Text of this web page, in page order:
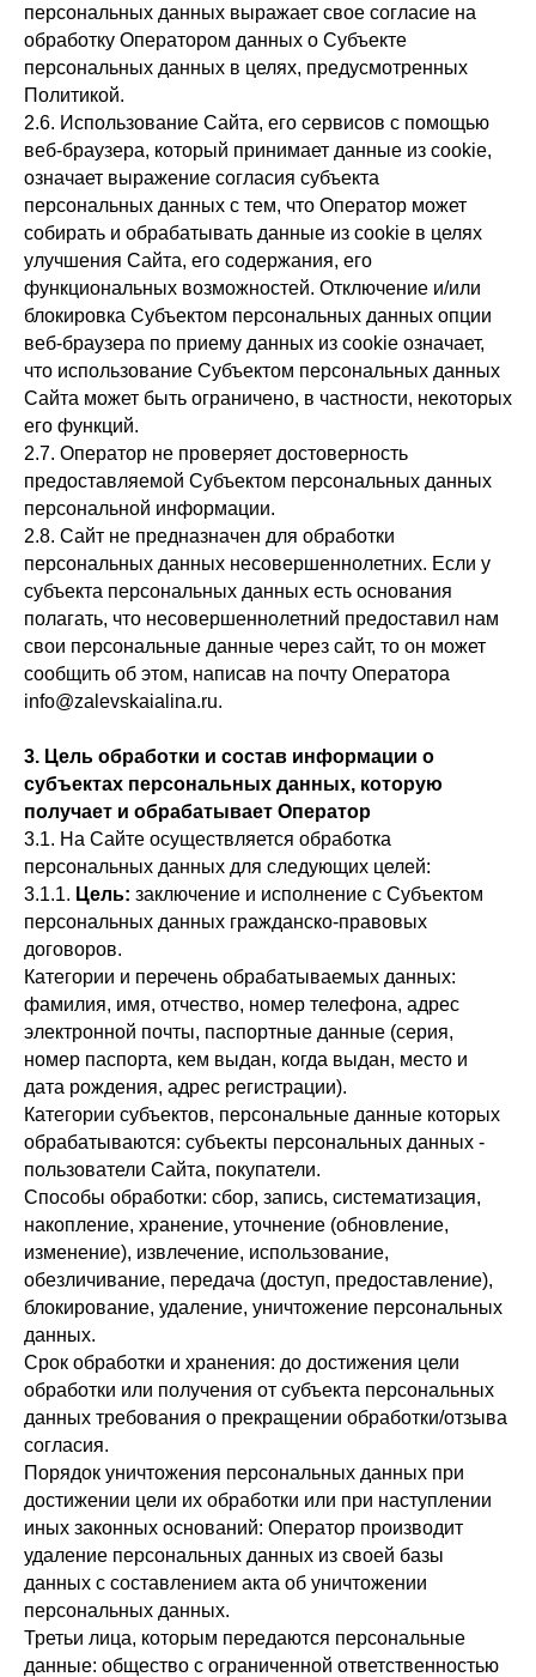
персональных данных выражает свое согласие на
обработку Оператором данных о Субъекте
персональных данных в целях, предусмотренных
Политикой.
2.6. Использование Сайта, его сервисов с помощью
веб-браузера, который принимает данные из cookie,
означает выражение согласия субъекта
персональных данных с тем, что Оператор может
собирать и обрабатывать данные из cookie в целях
улучшения Сайта, его содержания, его
функциональных возможностей. Отключение и/или
блокировка Субъектом персональных данных опции
веб-браузера по приему данных из cookie означает,
что использование Субъектом персональных данных
Сайта может быть ограничено, в частности, некоторых
его функций.
2.7. Оператор не проверяет достоверность
предоставляемой Субъектом персональных данных
персональной информации.
2.8. Сайт не предназначен для обработки
персональных данных несовершеннолетних. Если у
субъекта персональных данных есть основания
полагать, что несовершеннолетний предоставил нам
свои персональные данные через сайт, то он может
сообщить об этом, написав на почту Оператора
info@zalevskaialina.ru.
3. Цель обработки и состав информации о
субъектах персональных данных, которую
получает и обрабатывает Оператор
3.1. На Сайте осуществляется обработка
персональных данных для следующих целей:
3.1.1. Цель: заключение и исполнение с Субъектом
персональных данных гражданско-правовых
договоров.
Категории и перечень обрабатываемых данных:
фамилия, имя, отчество, номер телефона, адрес
электронной почты, паспортные данные (серия,
номер паспорта, кем выдан, когда выдан, место и
дата рождения, адрес регистрации).
Категории субъектов, персональные данные которых
обрабатываются: субъекты персональных данных -
пользователи Сайта, покупатели.
Способы обработки: сбор, запись, систематизация,
накопление, хранение, уточнение (обновление,
изменение), извлечение, использование,
обезличивание, передача (доступ, предоставление),
блокирование, удаление, уничтожение персональных
данных.
Срок обработки и хранения: до достижения цели
обработки или получения от субъекта персональных
данных требования о прекращении обработки/отзыва
согласия.
Порядок уничтожения персональных данных при
достижении цели их обработки или при наступлении
иных законных оснований: Оператор производит
удаление персональных данных из своей базы
данных с составлением акта об уничтожении
персональных данных.
Третьи лица, которым передаются персональные
данные: общество с ограниченной ответственностью